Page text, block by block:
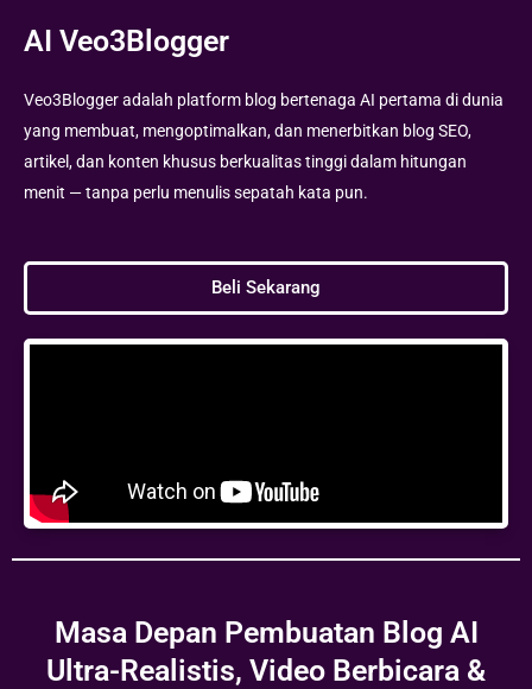
AI Veo3Blogger
Veo3Blogger adalah platform blog bertenaga AI pertama di dunia
yang membuat, mengoptimalkan, dan menerbitkan blog SEO,
artikel, dan konten khusus berkualitas tinggi dalam hitungan
menit — tanpa perlu menulis sepatah kata pun.
Beli Sekarang
Masa Depan Pembuatan Blog AI
Ultra-Realistis, Video Berbicara &